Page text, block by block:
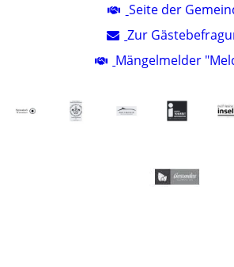
Seite der
Zur
Mängelmelder